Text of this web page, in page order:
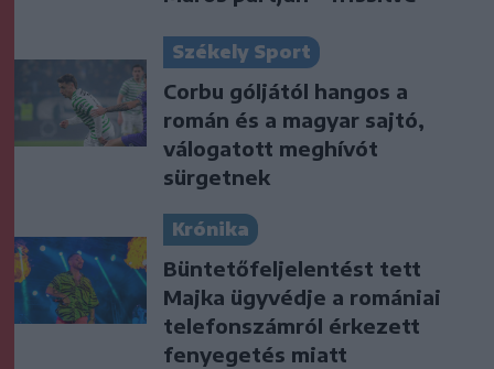
Székely Sport
Corbu góljától hangos a
román és a magyar sajtó,
válogatott meghívót
sürgetnek
Krónika
Büntetőfeljelentést tett
Majka ügyvédje a romániai
telefonszámról érkezett
fenyegetés miatt